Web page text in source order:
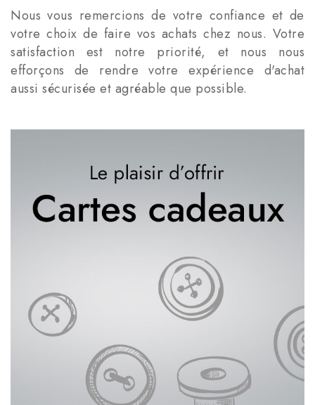
Nous vous remercions de votre confiance et de
votre choix de faire vos achats chez nous. Votre
satisfaction est notre priorité, et nous nous
efforçons de rendre votre expérience d'achat
aussi sécurisée et agréable que possible.